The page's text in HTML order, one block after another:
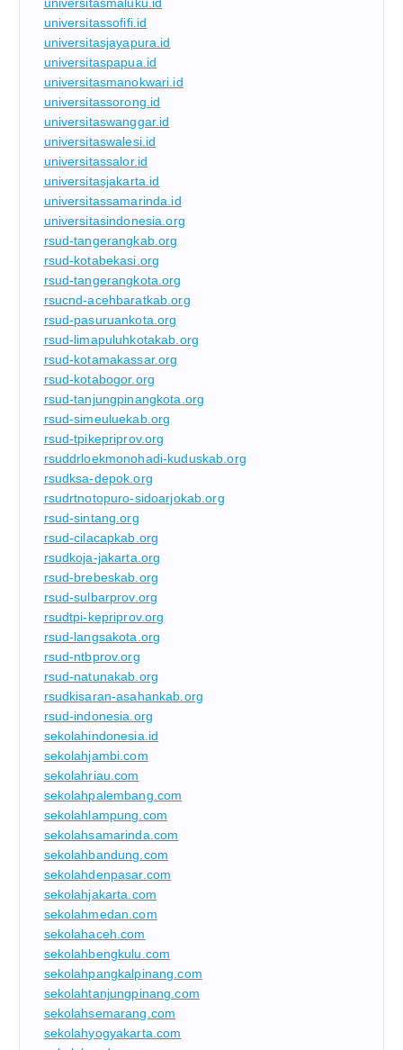
universitassofifi.id
universitasjayapura.id
universitaspapua.id
universitasmanokwari.id
universitassorong.id
universitaswanggar.id
universitaswalesi.id
universitassalor.id
universitasjakarta.id
universitassamarinda.id
universitasindonesia.org
rsud-tangerangkab.org
rsud-kotabekasi.org
rsud-tangerangkota.org
rsucnd-acehbaratkab.org
rsud-pasuruankota.org
rsud-limapuluhkotakab.org
rsud-kotamakassar.org
rsud-kotabogor.org
rsud-tanjungpinangkota.org
rsud-simeuluekab.org
rsud-tpikepriprov.org
rsuddrloekmonohadi-kuduskab.org
rsudksa-depok.org
rsudrtnotopuro-sidoarjokab.org
rsud-sintang.org
rsud-cilacapkab.org
rsudkoja-jakarta.org
rsud-brebeskab.org
rsud-sulbarprov.org
rsudtpi-kepriprov.org
rsud-langsakota.org
rsud-ntbprov.org
rsud-natunakab.org
rsudkisaran-asahankab.org
rsud-indonesia.org
sekolahindonesia.id
sekolahjambi.com
sekolahriau.com
sekolahpalembang.com
sekolahlampung.com
sekolahsamarinda.com
sekolahbandung.com
sekolahdenpasar.com
sekolahjakarta.com
sekolahmedan.com
sekolahaceh.com
sekolahbengkulu.com
sekolahpangkalpinang.com
sekolahtanjungpinang.com
sekolahsemarang.com
sekolahyogyakarta.com